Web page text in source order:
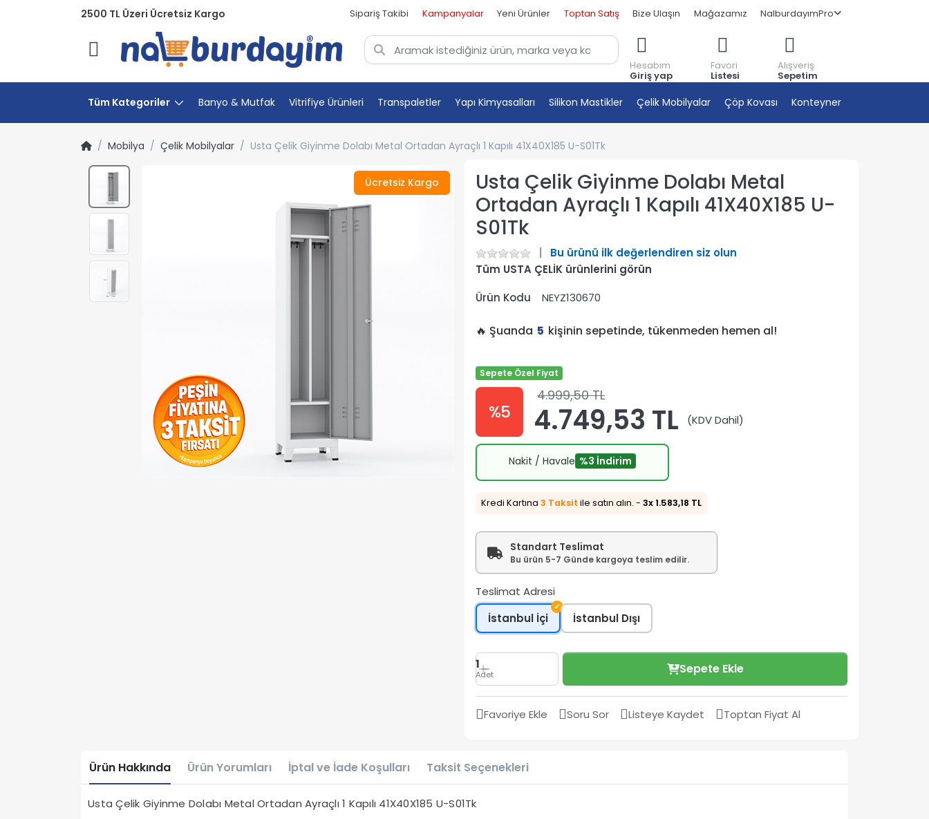
2500 TL Üzeri Ücretsiz Kargo Sipariş Takibi Kampanyalar Yeni Ürünler Toptan Satış Bize Ulaşın Mağazamız NalburdayımPro
Menü
Hesabım
Giriş yap
Favori
Listesi
Alışveriş
Sepetim
Tüm Kategoriler Banyo & Mutfak Vitrifiye Ürünleri Transpaletler Yapı Kimyasalları Silikon Mastikler Çelik Mobilyalar Çöp Kovası Konteyner
Mobilya Çelik Mobilyalar Usta Çelik Giyinme Dolabı Metal Ortadan Ayraçlı 1 Kapılı 41X40X185 U-S01Tk
Ücretsiz Kargo
Usta Çelik Giyinme Dolabı Metal
Ortadan Ayraçlı 1 Kapılı 41X40X185 U-
S01Tk
Bu ürünü ilk değerlendiren siz olun
Tüm USTA ÇELİK ürünlerini görün
Ürün Kodu
NEYZ130670
🔥 Şuanda 5 kişinin sepetinde, tükenmeden hemen al!
Sepete Özel Fiyat
%5
4.999,50 TL
4.749,53 TL (KDV Dahil)
Nakit / Havale %3 İndirim
Kredi Kartına 3 Taksit ile satın alın. - 3x 1.583,18 TL
Standart Teslimat
Bu ürün 5-7 Günde kargoya teslim edilir.
Teslimat Adresi
İstanbul İçi
✓
İstanbul Dışı
1
Adet Sepete Ekle
Favoriye Ekle Soru Sor Listeye Kaydet Toptan Fiyat Al
Ürün Hakkında Ürün Yorumları İptal ve İade Koşulları Taksit Seçenekleri
Usta Çelik Giyinme Dolabı Metal Ortadan Ayraçlı 1 Kapılı 41X40X185 U-S01Tk